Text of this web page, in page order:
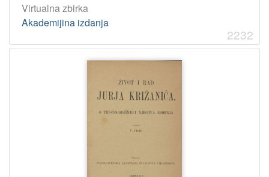
Virtualna zbirka
Akademijina izdanja
2232